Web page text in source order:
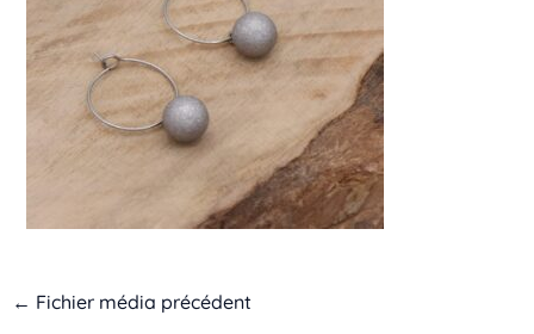
← Fichier média précédent